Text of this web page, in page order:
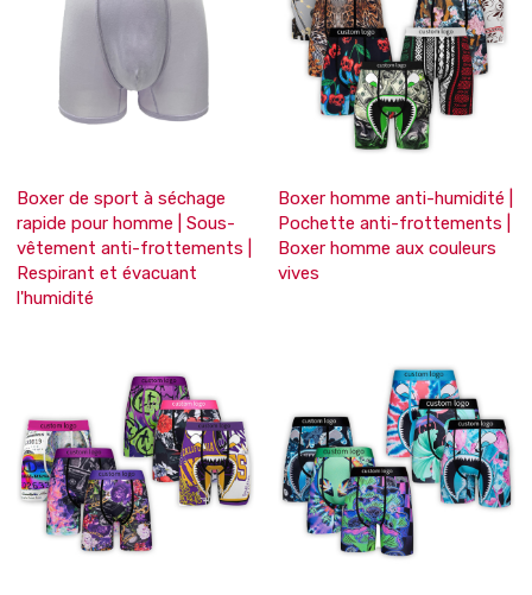
Boxer de sport à séchage
rapide pour homme | Sous-
vêtement anti-frottements |
Respirant et évacuant
l'humidité
Boxer homme anti-humidité |
Pochette anti-frottements |
Boxer homme aux couleurs
vives